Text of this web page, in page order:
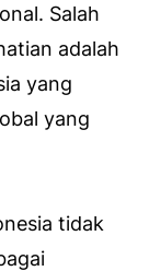
Salah
adalah
yang
yang
tidak